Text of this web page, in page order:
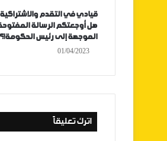
قيادي في التقدم والاشتراكية
هل أوجعتكم الرسالة
الموجهة إلى رئيس الحكومة!؟
01/04/2023
اترك تعليقاً